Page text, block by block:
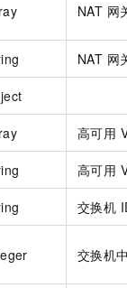
NAT 网
NAT 网
高可用
高可用
交换机
交换机